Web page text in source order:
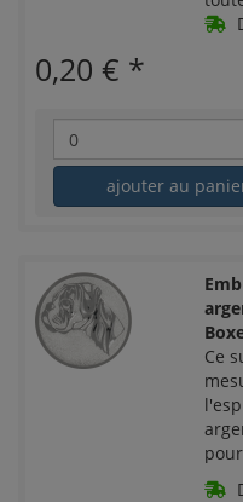
0,20 € *
ajouter au
Ce